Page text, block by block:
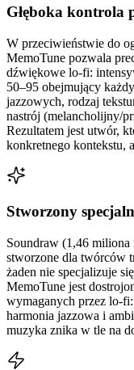
Głęboka kontrola
W przeciwieństwie do
MemoTune pozwala
dźwiękowe lo-fi:
50–95 obejmujący
jazzowych, rodzaj
nastrój (melancholijny/
Rezultatem jest utwór,
konkretnego kontekstu,
Stworzony
Soundraw (1,46
stworzone dla twórców
żaden nie specjalizuje
MemoTune jest
wymaganych przez lo-fi:
harmonia jazzowa i
muzyka znika w tle na